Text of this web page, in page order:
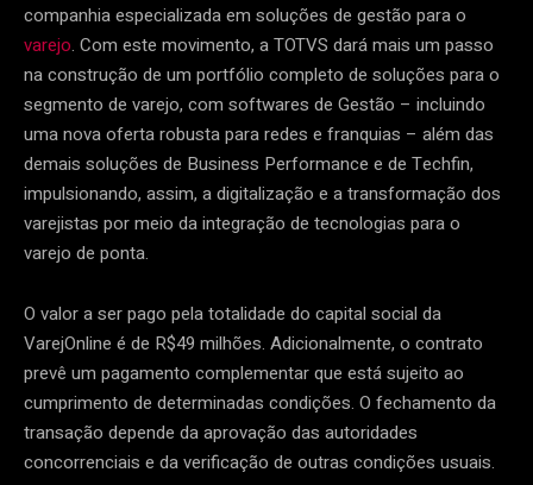
companhia especializada em soluções de gestão para o
varejo. Com este movimento, a TOTVS dará mais um passo
na construção de um portfólio completo de soluções para o
segmento de varejo, com softwares de Gestão – incluindo
uma nova oferta robusta para redes e franquias – além das
demais soluções de Business Performance e de Techfin,
impulsionando, assim, a digitalização e a transformação dos
varejistas por meio da integração de tecnologias para o
varejo de ponta.
O valor a ser pago pela totalidade do capital social da
VarejOnline é de R$49 milhões. Adicionalmente, o contrato
prevê um pagamento complementar que está sujeito ao
cumprimento de determinadas condições. O fechamento da
transação depende da aprovação das autoridades
concorrenciais e da verificação de outras condições usuais.